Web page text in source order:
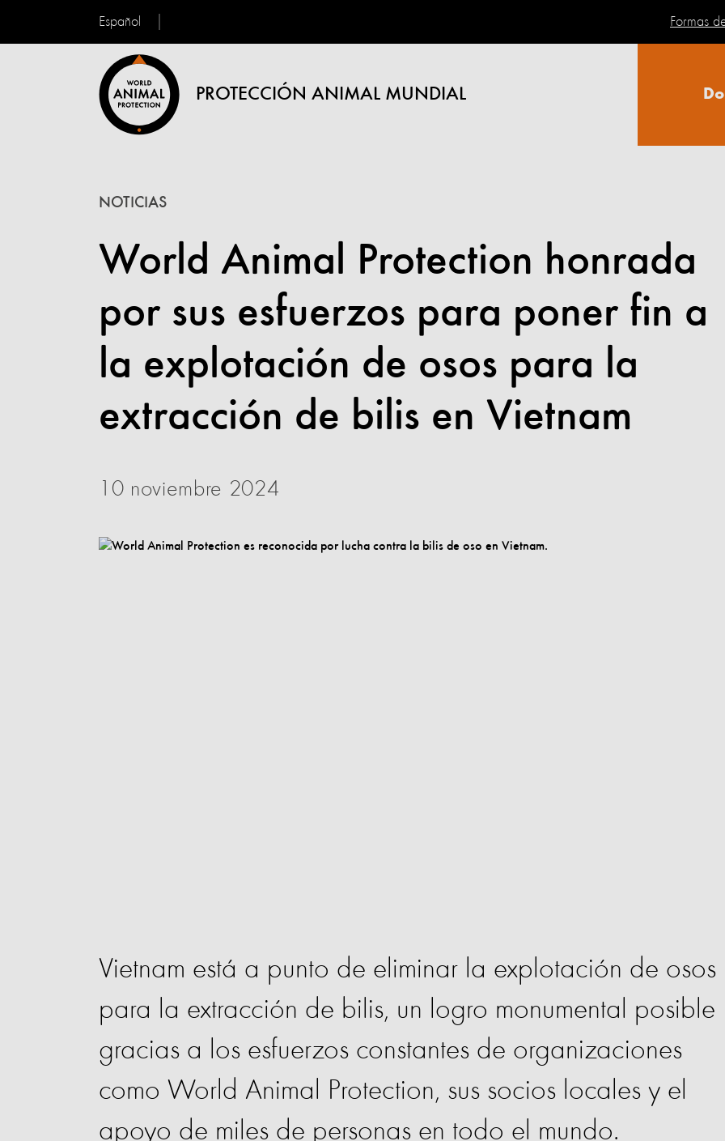
Español
PROTECCIÓN ANIMAL MUNDIAL
Formas
World Animal Protection honrada
por sus esfuerzos para poner fin a
la explotación de osos para la
extracción de bilis en Vietnam
NOTICIAS
10 noviembre 2024
Vietnam está a punto de eliminar la explotación de osos
para la extracción de bilis, un logro monumental posible
gracias a los esfuerzos constantes de organizaciones
como World Animal Protection, sus socios locales y el
apoyo de miles de personas en todo el mundo.